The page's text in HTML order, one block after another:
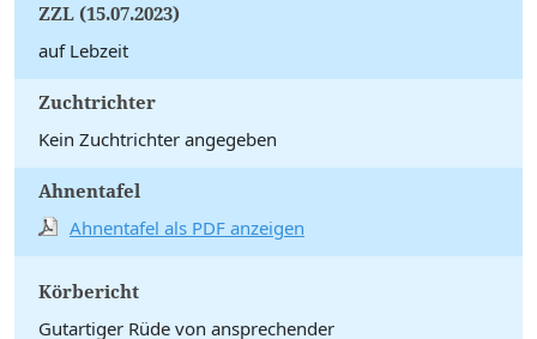
ZZL (15.07.2023)
auf Lebzeit
Zuchtrichter
Kein Zuchtrichter angegeben
Ahnentafel
Ahnentafel als PDF anzeigen
Körbericht
Gutartiger Rüde von ansprechender